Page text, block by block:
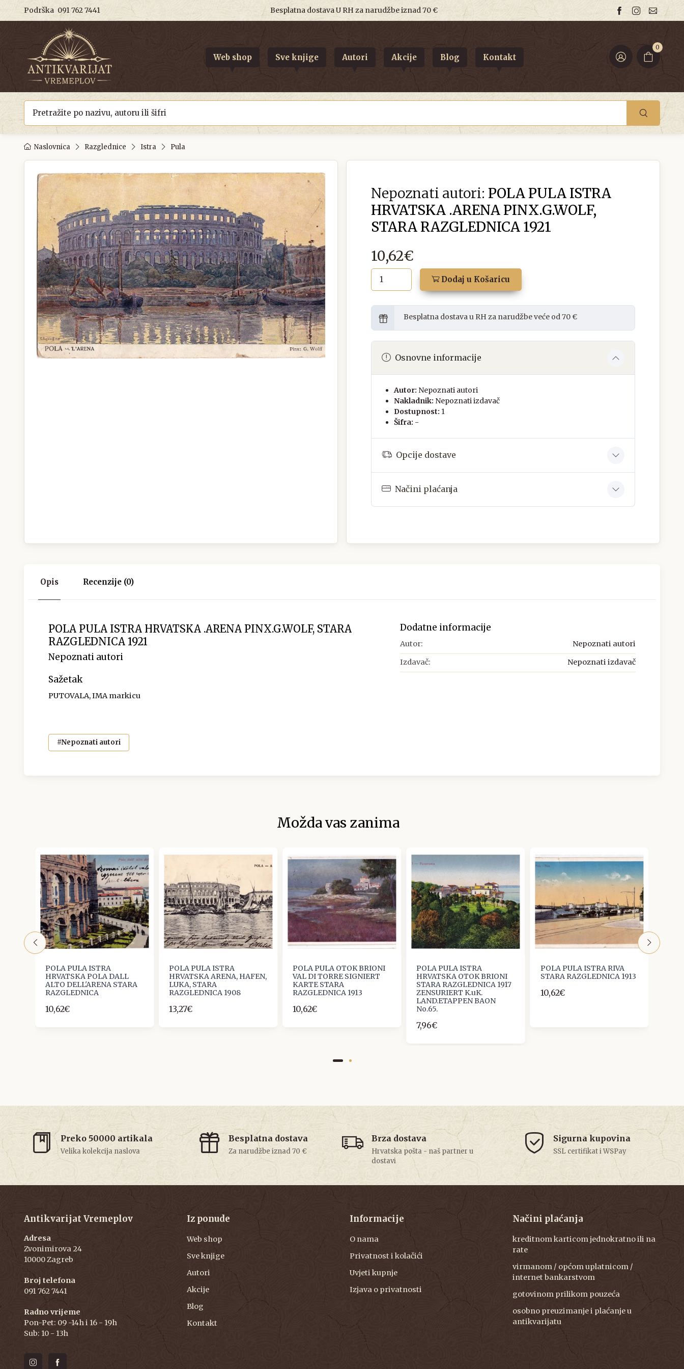
Podrška 091 762 7441 Besplatna dostava U RH za narudžbe iznad 70 €
0
Web shop Sve knjige Autori Akcije Blog Kontakt
Naslovnica Razglednice Istra Pula
Nepoznati autori: POLA PULA ISTRA
HRVATSKA .ARENA PINX.G.WOLF,
STARA RAZGLEDNICA 1921
10,62€
Dodaj u Košaricu
Besplatna dostava u RH za narudžbe veće od 70 €
Osnovne informacije
Autor: Nepoznati autori
Nakladnik: Nepoznati izdavač
Dostupnost: 1
Šifra: -
Opcije dostave
Načini plaćanja
Opis Recenzije (0)
POLA PULA ISTRA HRVATSKA .ARENA PINX.G.WOLF, STARA
RAZGLEDNICA 1921
Nepoznati autori
Sažetak
PUTOVALA, IMA markicu
#Nepoznati autori
Dodatne informacije
Autor: Nepoznati autori
Izdavač: Nepoznati izdavač
Možda vas zanima
POLA PULA ISTRA
HRVATSKA POLA DALL
ALTO DELL'ARENA STARA
RAZGLEDNICA
10,62€
POLA PULA ISTRA
HRVATSKA ARENA, HAFEN,
LUKA, STARA
RAZGLEDNICA 1908
13,27€
POLA PULA OTOK BRIONI
VAL DI TORRE SIGNIERT
KARTE STARA
RAZGLEDNICA 1913
10,62€
POLA PULA ISTRA
HRVATSKA OTOK BRIONI
STARA RAZGLEDNICA 1917
ZENSURIERT K.uK.
LAND.ETAPPEN BAON
No.65.
7,96€
POLA PULA ISTRA RIVA
STARA RAZGLEDNICA 1913
10,62€
Preko 50000 artikala
Velika kolekcija naslova
Besplatna dostava
Za narudžbe iznad 70 €
Brza dostava
Hrvatska pošta - naš partner u
dostavi
Sigurna kupovina
SSL certifikat i WSPay
Antikvarijat Vremeplov
Adresa
Zvonimirova 24
10000 Zagreb
Broj telefona
091 762 7441
Radno vrijeme
Pon-Pet: 09 -14h i 16 - 19h
Sub: 10 - 13h
Iz ponude
Web shop
Sve knjige
Autori
Akcije
Blog
Kontakt
Informacije
O nama
Privatnost i kolačići
Uvjeti kupnje
Izjava o privatnosti
Načini plaćanja
kreditnom karticom jednokratno ili na
rate
virmanom / općom uplatnicom /
internet bankarstvom
gotovinom prilikom pouzeća
osobno preuzimanje i plaćanje u
antikvarijatu